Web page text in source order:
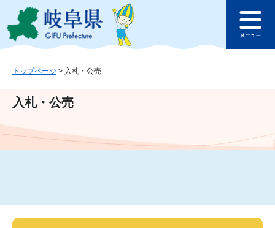
ジ
ュ
文
このページの本文へ
ュ
トップページ > 入札・公売
入札・公売